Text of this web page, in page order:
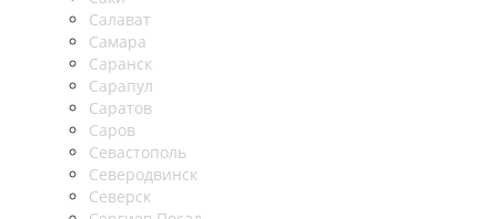
Салават
Самара
Саранск
Сарапул
Саратов
Саров
Севастополь
Северодвинск
Северск